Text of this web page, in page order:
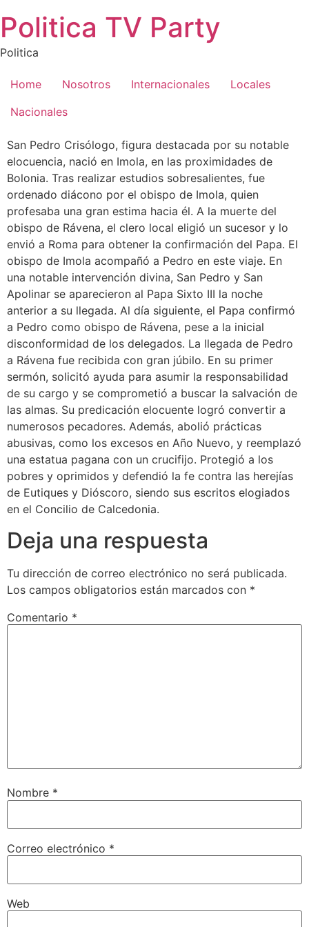
al
contenido
Politica TV Party
Politica
Home Nosotros Internacionales
Locales
Nacionales
San Pedro Crisólogo, figura destacada por su notable
elocuencia, nació en Imola, en las proximidades de
Bolonia. Tras realizar estudios sobresalientes, fue
ordenado diácono por el obispo de Imola, quien
profesaba una gran estima hacia él. A la muerte del
obispo de Rávena, el clero local eligió un sucesor y lo
envió a Roma para obtener la confirmación del Papa. El
obispo de Imola acompañó a Pedro en este viaje. En
una notable intervención divina, San Pedro y San
Apolinar se aparecieron al Papa Sixto III la noche
anterior a su llegada. Al día siguiente, el Papa confirmó
a Pedro como obispo de Rávena, pese a la inicial
disconformidad de los delegados. La llegada de Pedro
a Rávena fue recibida con gran júbilo. En su primer
sermón, solicitó ayuda para asumir la responsabilidad
de su cargo y se comprometió a buscar la salvación de
las almas. Su predicación elocuente logró convertir a
numerosos pecadores. Además, abolió prácticas
abusivas, como los excesos en Año Nuevo, y reemplazó
una estatua pagana con un crucifijo. Protegió a los
pobres y oprimidos y defendió la fe contra las herejías
de Eutiques y Dióscoro, siendo sus escritos elogiados
en el Concilio de Calcedonia.
Deja una respuesta
Tu dirección de correo electrónico no será publicada.
Los campos obligatorios están marcados con *
Comentario *
Nombre *
Correo electrónico *
Web